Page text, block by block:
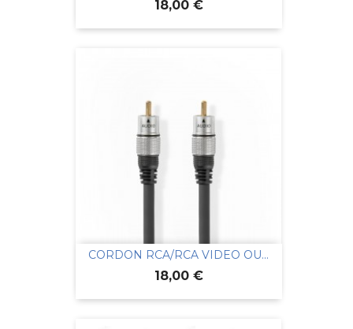
Prix
18,00 €
CORDON RCA/RCA VIDEO OU...
Prix
18,00 €